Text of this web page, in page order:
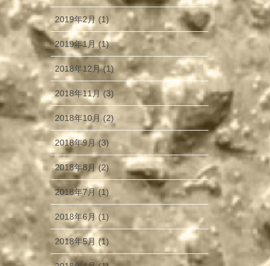
2019年2月 (1)
2019年1月 (1)
2018年12月 (1)
2018年11月 (3)
2018年10月 (2)
2018年9月 (3)
2018年8月 (2)
2018年7月 (1)
2018年6月 (1)
2018年5月 (1)